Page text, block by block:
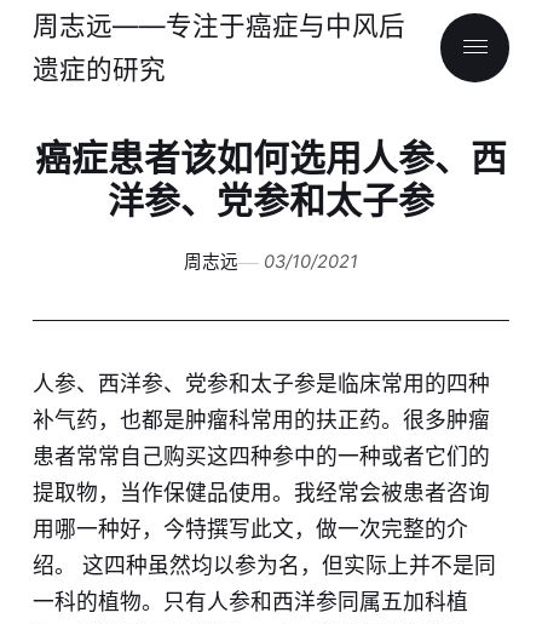
周志远——专注于癌症与中风后
遗症的研究
癌症患者该如何选用人参、西
洋参、党参和太子参
周志远 03/10/2021
人参、西洋参、党参和太子参是临床常用的四种
补气药，也都是肿瘤科常用的扶正药。很多肿瘤
患者常常自己购买这四种参中的一种或者它们的
提取物，当作保健品使用。我经常会被患者咨询
用哪一种好，今特撰写此文，做一次完整的介
绍。 这四种虽然均以参为名，但实际上并不是同
一科的植物。只有人参和西洋参同属五加科植